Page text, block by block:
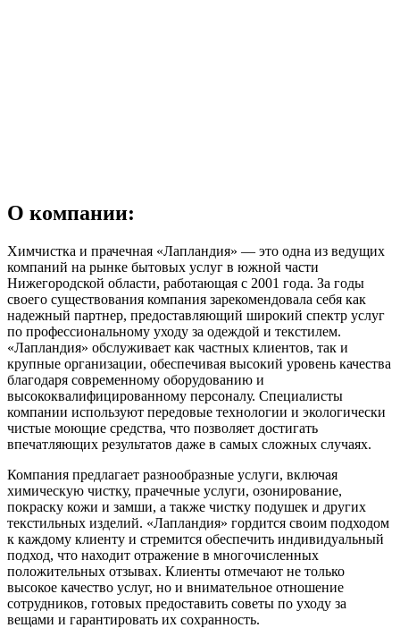
О компании:
Химчистка и прачечная «Лапландия» — это одна из ведущих
компаний на рынке бытовых услуг в южной части
Нижегородской области, работающая с 2001 года. За годы
своего существования компания зарекомендовала себя как
надежный партнер, предоставляющий широкий спектр услуг
по профессиональному уходу за одеждой и текстилем.
«Лапландия» обслуживает как частных клиентов, так и
крупные организации, обеспечивая высокий уровень качества
благодаря современному оборудованию и
высококвалифицированному персоналу. Специалисты
компании используют передовые технологии и экологически
чистые моющие средства, что позволяет достигать
впечатляющих результатов даже в самых сложных случаях.
Компания предлагает разнообразные услуги, включая
химическую чистку, прачечные услуги, озонирование,
покраску кожи и замши, а также чистку подушек и других
текстильных изделий. «Лапландия» гордится своим подходом
к каждому клиенту и стремится обеспечить индивидуальный
подход, что находит отражение в многочисленных
положительных отзывах. Клиенты отмечают не только
высокое качество услуг, но и внимательное отношение
сотрудников, готовых предоставить советы по уходу за
вещами и гарантировать их сохранность.